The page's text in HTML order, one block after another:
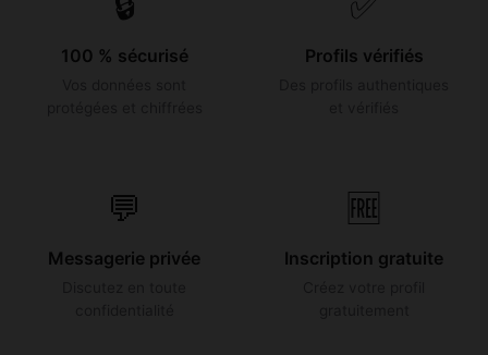
100 % sécurisé Profils vérifiés
💬
Messagerie privée
🆓
Inscription gratuite